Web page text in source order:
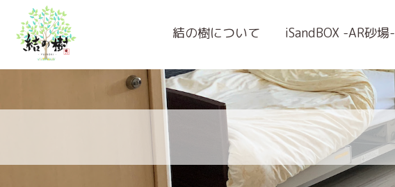
結の樹について iSandBOX -AR砂場-